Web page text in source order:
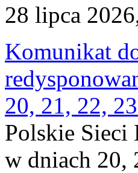
28 lipca
Komunikat
20, 21, 22,
Polskie Sieci
w dniach 20,